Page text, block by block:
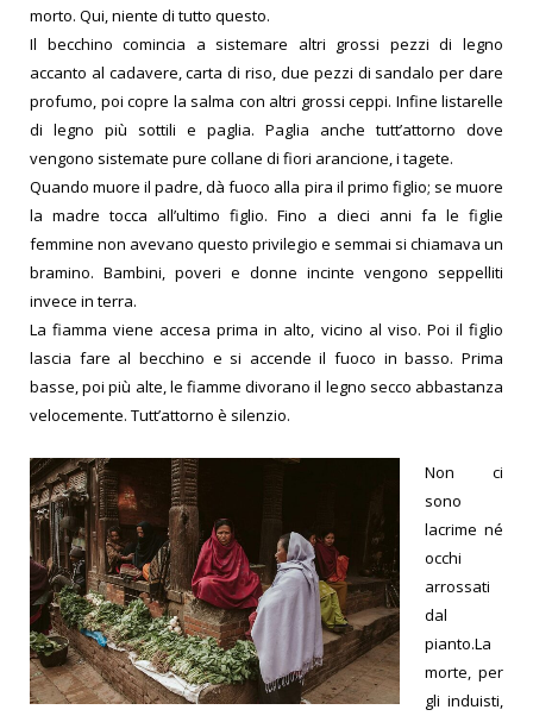
morto. Qui, niente di tutto questo.
Il becchino comincia a sistemare altri grossi pezzi di legno
accanto al cadavere, carta di riso, due pezzi di sandalo per dare
profumo, poi copre la salma con altri grossi ceppi. Infine listarelle
di legno più sottili e paglia. Paglia anche tutt’attorno dove
vengono sistemate pure collane di fiori arancione, i tagete.
Quando muore il padre, dà fuoco alla pira il primo figlio; se muore
la madre tocca all’ultimo figlio. Fino a dieci anni fa le figlie
femmine non avevano questo privilegio e semmai si chiamava un
bramino. Bambini, poveri e donne incinte vengono seppelliti
invece in terra.
La fiamma viene accesa prima in alto, vicino al viso. Poi il figlio
lascia fare al becchino e si accende il fuoco in basso. Prima
basse, poi più alte, le fiamme divorano il legno secco abbastanza
velocemente. Tutt’attorno è silenzio.
Non ci
sono
lacrime né
occhi
arrossati
dal
pianto.La
morte, per
gli induisti,